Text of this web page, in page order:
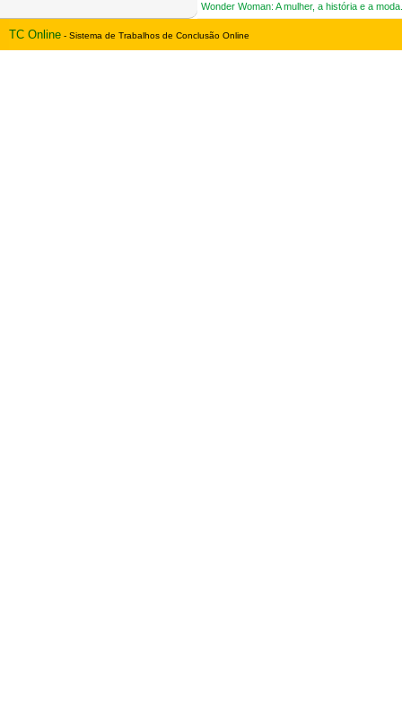
Wonder Woman: A mulher, a história e a moda.
TC Online - Sistema de Trabalhos de Conclusão Online